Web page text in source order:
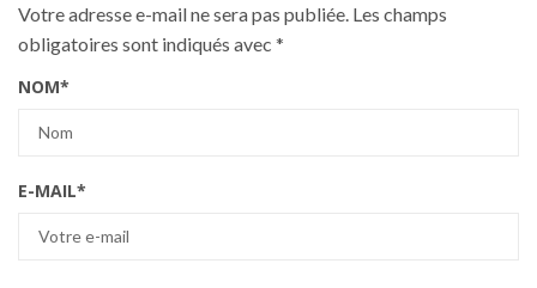
Votre adresse e-mail ne sera pas publiée. Les champs
obligatoires sont indiqués avec *
NOM*
E-MAIL*